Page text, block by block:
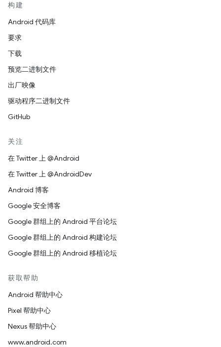
构建
Android 代码库
要求
下载
预览二进制文件
出厂映像
驱动程序二进制文件
GitHub
关注
在 Twitter 上 @Android
在 Twitter 上 @AndroidDev
Android 博客
Google 安全博客
Google 群组上的 Android 平台论坛
Google 群组上的 Android 构建论坛
Google 群组上的 Android 移植论坛
获取帮助
Android 帮助中心
Pixel 帮助中心
Nexus 帮助中心
www.android.com